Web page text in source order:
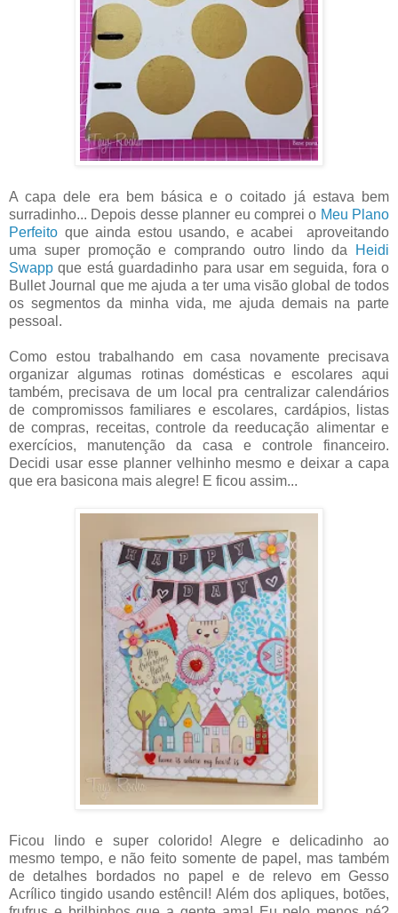
A capa dele era bem básica e o coitado já estava bem
surradinho... Depois desse planner eu comprei o Meu Plano
Perfeito que ainda estou usando, e acabei aproveitando
uma super promoção e comprando outro lindo da
Heidi
Swapp que está guardadinho para usar em seguida, fora o
Bullet Journal que me ajuda a ter uma visão global de todos
os segmentos da minha vida, me ajuda demais na parte
pessoal.
Como estou trabalhando em casa novamente precisava
organizar algumas rotinas domésticas e escolares aqui
também, precisava de um local pra centralizar calendários
de compromissos familiares e escolares, cardápios, listas
de compras, receitas, controle da reeducação alimentar e
exercícios, manutenção da casa e controle financeiro.
Decidi usar esse planner velhinho mesmo e deixar a capa
que era basicona mais alegre! E ficou assim...
Ficou lindo e super colorido! Alegre e delicadinho ao
mesmo tempo, e não feito somente de papel, mas também
de detalhes bordados no papel e de relevo em Gesso
Acrílico tingido usando estêncil! Além dos apliques, botões,